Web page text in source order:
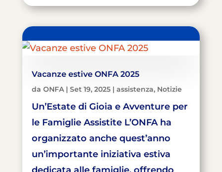
Vacanze estive ONFA 2025
da ONFA| Set 19, 2025| assistenza, Notizie
Un’Estate di Gioia e Avventure per
le Famiglie Assistite L’ONFA ha
organizzato anche quest’anno
un’importante iniziativa estiva